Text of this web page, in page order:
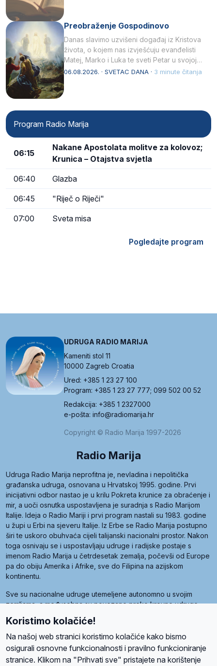
Preobraženje Gospodinovo
Danas slavimo uzvišeni događaj iz Kristova
života, o kojem nas izvješćuju evanđelisti
Matej, Marko i Luka te sveti Petar u svojoj
drugoj…
06.08.2026. · SVETAC DANA · 3 minute čitanja
Program Radio Marija
06:15
Nakane Apostolata molitve za kolovoz;
Krunica – Otajstva svjetla
06:40 Glazba
06:45 "Riječ o Riječi"
07:00 Sveta misa
Pogledajte program
UDRUGA RADIO MARIJA
Kameniti stol 11
10000 Zagreb Croatia
Ured: +385 1 23 27 100
Program: +385 1 23 27 777; 099 502 00 52
Redakcija: +385 1 2327000
e-pošta: info@radiomarija.hr
Copyright © Radio Marija 1997-2026
Radio Marija
Udruga Radio Marija neprofitna je, nevladina i nepolitička
građanska udruga, osnovana u Hrvatskoj 1995. godine. Prvi
inicijativni odbor nastao je u krilu Pokreta krunice za obraćenje i
mir, a uoči osnutka uspostavljena je suradnja s Radio Marijom
Italije. Ideja o Radio Mariji i prvi program nastali su 1983. godine
u župi u Erbi na sjeveru Italije. Iz Erbe se Radio Marija postupno
širi te uskoro obuhvaća cijeli talijanski nacionalni prostor. Nakon
toga osnivaju se i uspostavljaju udruge i radijske postaje s
imenom Radio Marija u četrdesetak zemalja, počevši od Europe
pa do obiju Amerika i Afrike, sve do Filipina na azijskom
kontinentu.
Sve su nacionalne udruge utemeljene autonomno u svojim
zemljama, a međusobna su povezane preko krovne udruge
Radio Maria). Svjetsku obitelj utemeljilo je sedam članica, među
kojima je i hrvatska Udruga Radio Marija.
Koristimo kolačiće!
Na našoj web stranici koristimo kolačiće kako bismo
osigurali osnovne funkcionalnosti i pravilno funkcioniranje
stranice. Klikom na "Prihvati sve" pristajete na korištenje